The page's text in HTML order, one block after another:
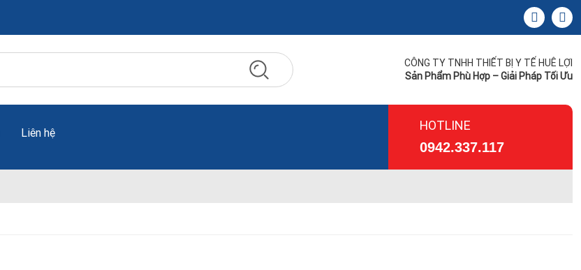
CÔNG TY TNHH THIẾT BỊ Y TẾ HUÊ LỢI
Sản Phẩm Phù Hợp – Giải Pháp Tối Ưu
Liên hệ HOTLINE
0942.337.117